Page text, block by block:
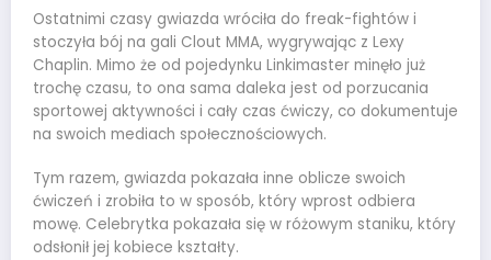
Ostatnimi czasy gwiazda wróciła do freak-fightów i
stoczyła bój na gali Clout MMA, wygrywając z Lexy
Chaplin. Mimo że od pojedynku Linkimaster minęło już
trochę czasu, to ona sama daleka jest od porzucania
sportowej aktywności i cały czas ćwiczy, co dokumentuje
na swoich mediach społecznościowych.
Tym razem, gwiazda pokazała inne oblicze swoich
ćwiczeń i zrobiła to w sposób, który wprost odbiera
mowę. Celebrytka pokazała się w różowym staniku, który
odsłonił jej kobiece kształty.